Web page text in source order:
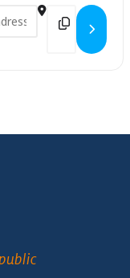
de la Salade -
Destination